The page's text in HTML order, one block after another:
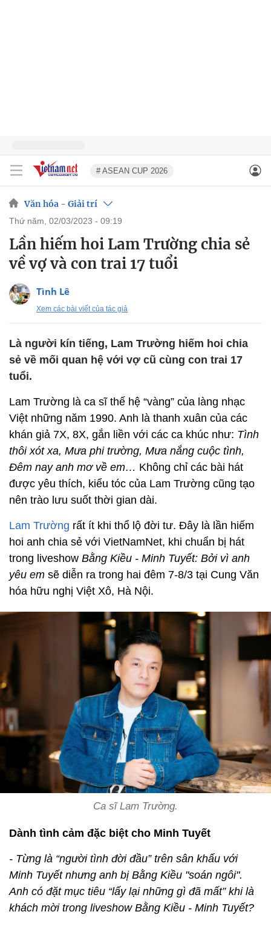
# ASEAN CUP 2026
Văn hóa - Giải trí
thứ năm, 02/03/2023 - 09:19
Lần hiếm hoi Lam Trường chia sẻ
về vợ và con trai 17 tuổi
Tình Lê
Xem các bài viết của tác giả
Là người kín tiếng, Lam Trường hiếm hoi chia
sẻ về mối quan hệ với vợ cũ cùng con trai 17
tuổi.
Lam Trường là ca sĩ thế hệ “vàng” của làng nhạc
Việt những năm 1990. Anh là thanh xuân của các
khán giả 7X, 8X, gắn liền với các ca khúc như: Tình
thôi xót xa, Mưa phi trường, Mưa nắng cuộc tình,
Đêm nay anh mơ về em… Không chỉ các bài hát
được yêu thích, kiểu tóc của Lam Trường cũng tạo
nên trào lưu suốt thời gian dài.
Lam Trường rất ít khi thổ lộ đời tư. Đây là lần hiếm
hoi anh chia sẻ với VietNamNet, khi chuẩn bị hát
trong liveshow Bằng Kiều - Minh Tuyết: Bởi vì anh
yêu em sẽ diễn ra trong hai đêm 7-8/3 tại Cung Văn
hóa hữu nghị Việt Xô, Hà Nội.
Ca sĩ Lam Trường.
Dành tình cảm đặc biệt cho Minh Tuyết
- Từng là “người tình đời đầu” trên sân khấu với
Minh Tuyết nhưng anh bị Bằng Kiều "soán ngôi".
Anh có đặt mục tiêu “lấy lại những gì đã mất” khi là
khách mời trong liveshow Bằng Kiều - Minh Tuyết?